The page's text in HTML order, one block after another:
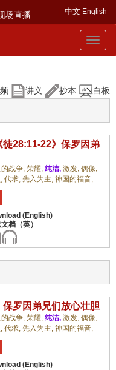
中文 English
场直播
Toggle
讲义 抄本 白板
徒28:11-22》保罗因弟
的战争, 荣耀, 纯洁, 激发, 偶像,
代求, 先入为主, 神国的福音,
保罗因弟兄们放心壮胆
的战争, 荣耀, 纯洁, 激发, 偶像,
代求, 先入为主, 神国的福音,